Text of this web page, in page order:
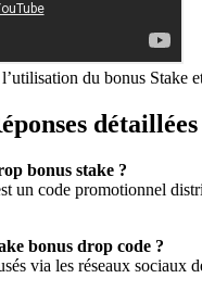
du bonus Stake
détaillées
bonus stake ?
un code promotionnel
bonus drop code ?
via les réseaux sociaux